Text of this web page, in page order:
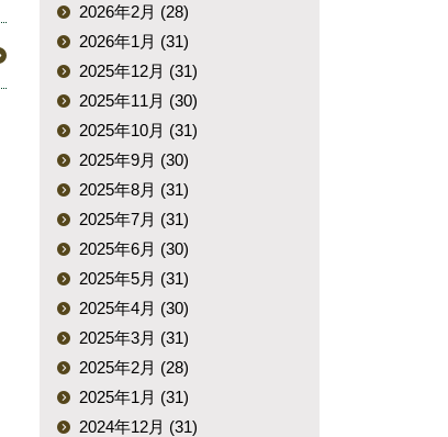
2026年2月 (28)
2026年1月 (31)
2025年12月 (31)
2025年11月 (30)
2025年10月 (31)
2025年9月 (30)
2025年8月 (31)
2025年7月 (31)
2025年6月 (30)
2025年5月 (31)
2025年4月 (30)
2025年3月 (31)
2025年2月 (28)
2025年1月 (31)
2024年12月 (31)